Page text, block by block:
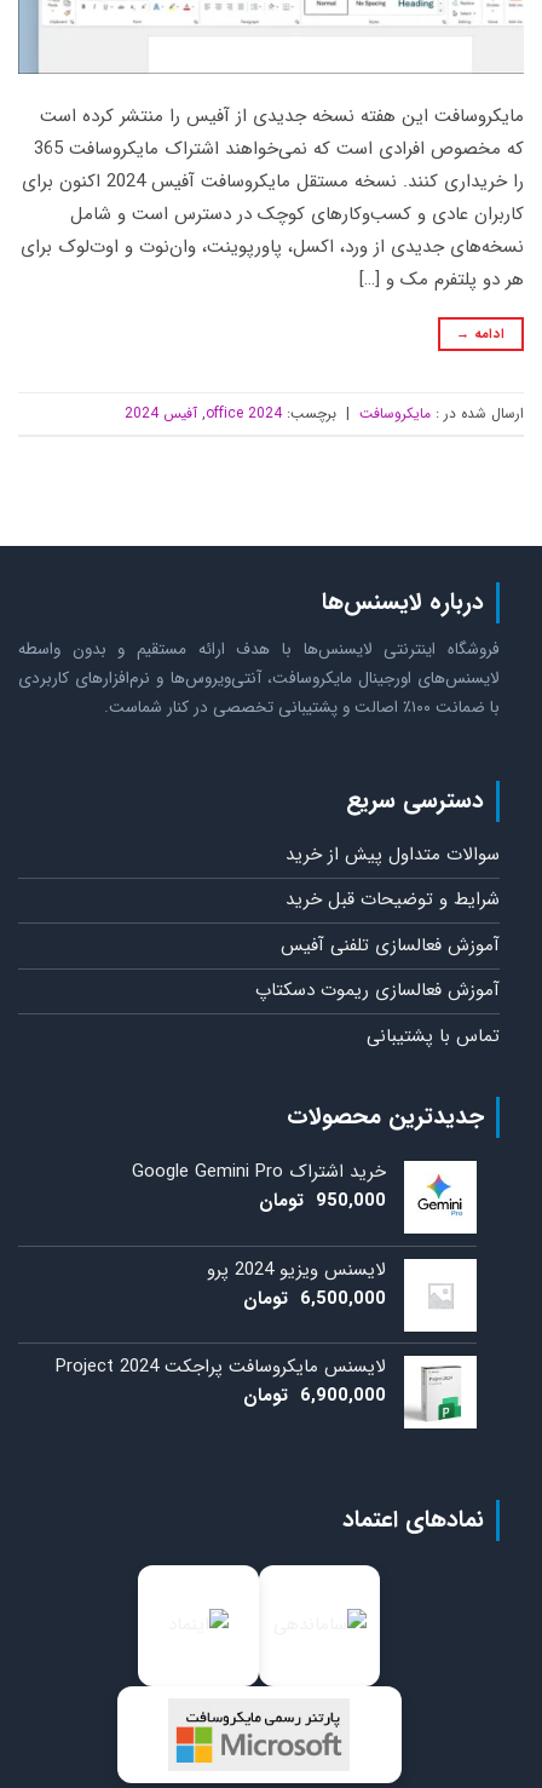
مایکروسافت این هفته نسخه جدیدی از آفیس را منتشر کرده است
که مخصوص افرادی است که نمی‌خواهند اشتراک مایکروسافت 365
را خریداری کنند. نسخه مستقل مایکروسافت آفیس 2024 اکنون برای
کاربران عادی و کسب‌وکارهای کوچک در دسترس است و شامل
نسخه‌های جدیدی از ورد، اکسل، پاورپوینت، وان‌نوت و اوت‌لوک برای
هر دو پلتفرم مک و […]
ادامه →
ارسال شده در : مایکروسافت | برچسب:office 2024
, آفیس 2024
درباره لایسنس‌ها
فروشگاه اینترنتی لایسنس‌ها با هدف ارائه مستقیم و بدون واسطه
لایسنس‌های اورجینال مایکروسافت، آنتی‌ویروس‌ها و نرم‌افزارهای کاربردی
با ضمانت ۱۰۰٪ اصالت و پشتیبانی تخصصی در کنار شماست.
دسترسی سریع
سوالات متداول پیش از خرید
شرایط و توضیحات قبل خرید
آموزش فعالسازی تلفنی آفیس
آموزش فعالسازی ریموت دسکتاپ
تماس با پشتیبانی
جدیدترین محصولات
خرید اشتراک Google Gemini Pro
950,000 تومان
لایسنس ویزیو 2024 پرو
6,500,000 تومان
لایسنس مایکروسافت پراجکت 2024 Project
6,900,000 تومان
نمادهای اعتماد